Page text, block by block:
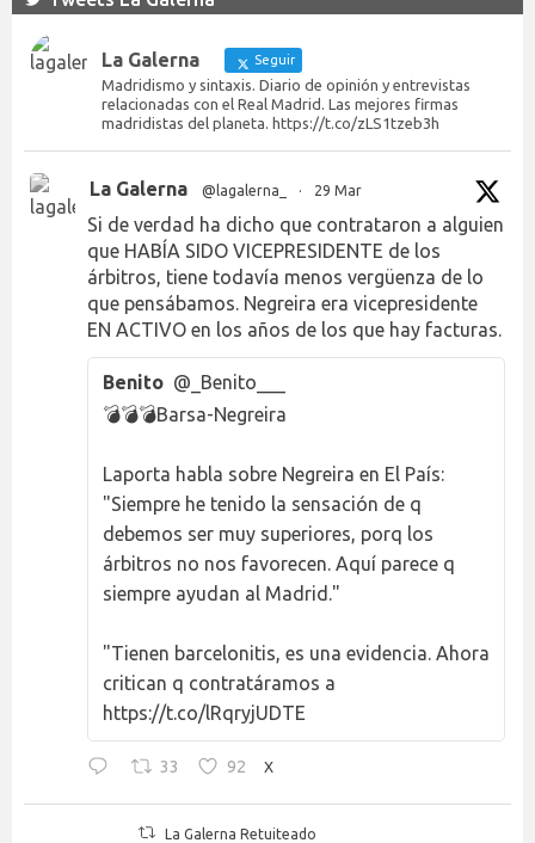
La Galerna Seguir
Madridismo y sintaxis. Diario de opinión y entrevistas
relacionadas con el Real Madrid. Las mejores firmas
madridistas del planeta. https://t.co/zLS1tzeb3h
La Galerna @lagalerna_ · 29 Mar
Si de verdad ha dicho que contrataron a alguien
que HABÍA SIDO VICEPRESIDENTE de los
árbitros, tiene todavía menos vergüenza de lo
que pensábamos. Negreira era vicepresidente
EN ACTIVO en los años de los que hay facturas.
Benito @_Benito___
💣💣💣Barsa-Negreira
Laporta habla sobre Negreira en El País:
"Siempre he tenido la sensación de q
debemos ser muy superiores, porq los
árbitros no nos favorecen. Aquí parece q
siempre ayudan al Madrid."
"Tienen barcelonitis, es una evidencia. Ahora
critican q contratáramos a
https://t.co/lRqryjUDTE
33 92 X
La Galerna Retuiteado